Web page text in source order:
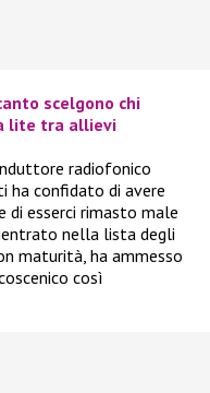
scelgono chi
lite tra allievi
radiofonico
ha confidato di avere
di esserci rimasto male
nella lista degli
maturità, ha ammesso
così